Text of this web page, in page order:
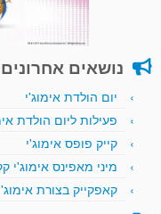
נושאים אחרונים
יום הולדת אימוג'י
פעילות ליום הולדת
קייק פופס אימוג'י
מיני מאפינס אימוג'י
קאפקייק בצורת